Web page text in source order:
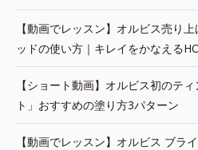
【動画でレッスン】オルビス売り
ッドの使い方｜キレイをかなえる
【ショート動画】オルビス初のテ
ト」おすすめの塗り方3パターン
【動画でレッスン】オルビス ブラ